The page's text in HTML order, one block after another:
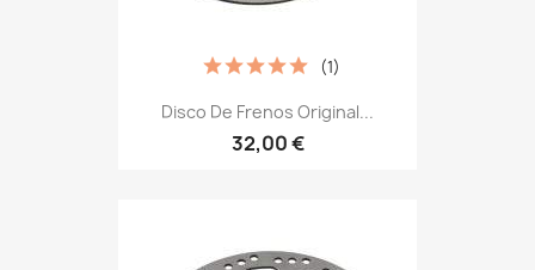
Disco De Frenos Original...
32,00 €
(1)